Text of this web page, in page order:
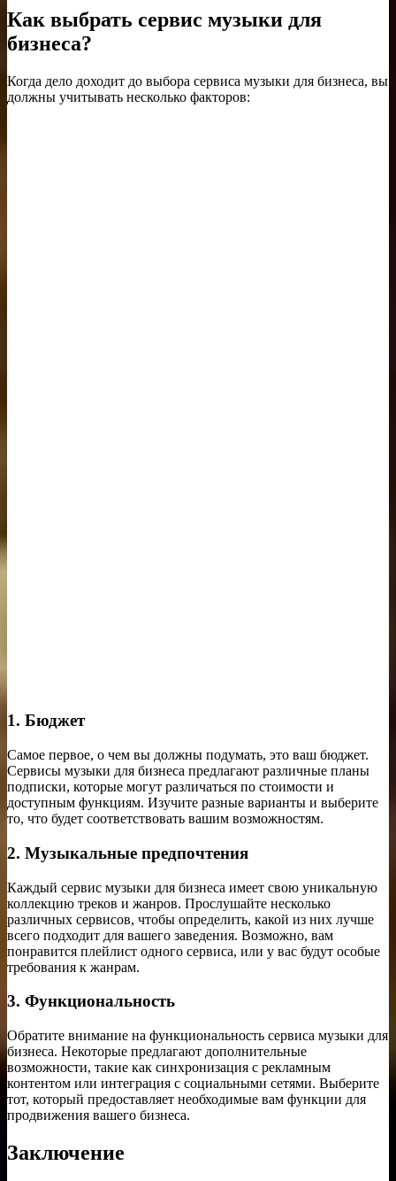
Как выбрать сервис музыки для
бизнеса?
Когда дело доходит до выбора сервиса музыки для бизнеса, вы
должны учитывать несколько факторов:
1. Бюджет
Самое первое, о чем вы должны подумать, это ваш бюджет.
Сервисы музыки для бизнеса предлагают различные планы
подписки, которые могут различаться по стоимости и
доступным функциям. Изучите разные варианты и выберите
то, что будет соответствовать вашим возможностям.
2. Музыкальные предпочтения
Каждый сервис музыки для бизнеса имеет свою уникальную
коллекцию треков и жанров. Прослушайте несколько
различных сервисов, чтобы определить, какой из них лучше
всего подходит для вашего заведения. Возможно, вам
понравится плейлист одного сервиса, или у вас будут особые
требования к жанрам.
3. Функциональность
Обратите внимание на функциональность сервиса музыки для
бизнеса. Некоторые предлагают дополнительные
возможности, такие как синхронизация с рекламным
контентом или интеграция с социальными сетями. Выберите
тот, который предоставляет необходимые вам функции для
продвижения вашего бизнеса.
Заключение